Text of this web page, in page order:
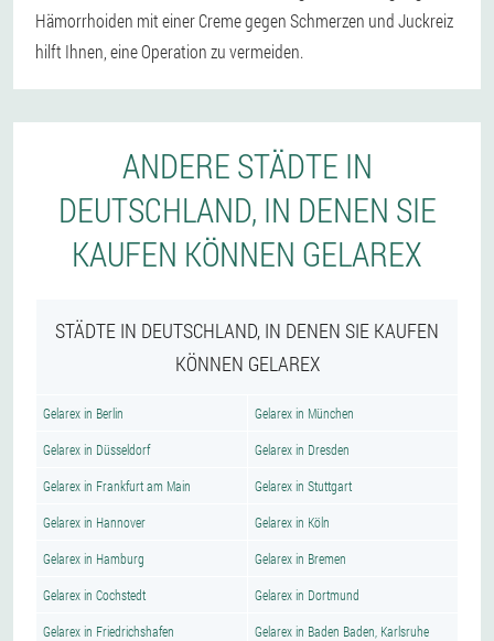
Hämorrhoiden mit einer Creme gegen Schmerzen und Juckreiz
hilft Ihnen, eine Operation zu vermeiden.
ANDERE STÄDTE IN
DEUTSCHLAND, IN DENEN SIE
KAUFEN KÖNNEN GELAREX
STÄDTE IN DEUTSCHLAND, IN DENEN SIE KAUFEN
KÖNNEN GELAREX
Gelarex in Berlin Gelarex in München
Gelarex in Düsseldorf Gelarex in Dresden
Gelarex in Frankfurt am Main Gelarex in Stuttgart
Gelarex in Hannover Gelarex in Köln
Gelarex in Hamburg Gelarex in Bremen
Gelarex in Cochstedt Gelarex in Dortmund
Gelarex in Friedrichshafen Gelarex in Baden Baden, Karlsruhe